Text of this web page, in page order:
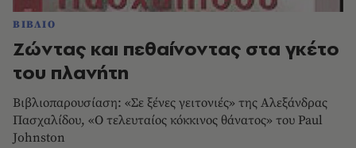
ΒΙΒΛΙΟ
Ζώντας και πεθαίνοντας στα γκέτο
του πλανήτη
Βιβλιοπαρουσίαση: «Σε ξένες γειτονιές» της Aλεξάνδρας
Πασχαλίδου, «O τελευταίος κόκκινος θάνατος» του Paul
Johnston